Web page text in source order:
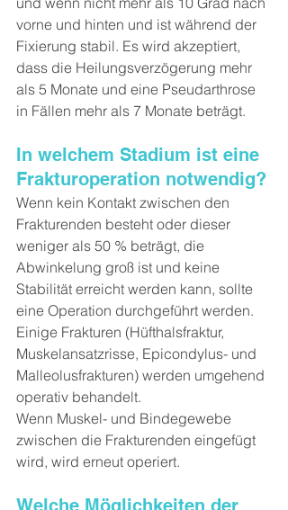
vorne und hinten und ist während der
Fixierung stabil. Es wird akzeptiert,
dass die Heilungsverzögerung mehr
als 5 Monate und eine Pseudarthrose
in Fällen mehr als 7 Monate beträgt.
In welchem Stadium ist eine
Frakturoperation notwendig?
Wenn kein Kontakt zwischen den
Frakturenden besteht oder dieser
weniger als 50 % beträgt, die
Abwinkelung groß ist und keine
Stabilität erreicht werden kann, sollte
eine Operation durchgeführt werden.
Einige Frakturen (Hüfthalsfraktur,
Muskelansatzrisse, Epicondylus- und
Malleolusfrakturen) werden umgehend
operativ behandelt.
Wenn Muskel- und Bindegewebe
zwischen die Frakturenden eingefügt
wird, wird erneut operiert.